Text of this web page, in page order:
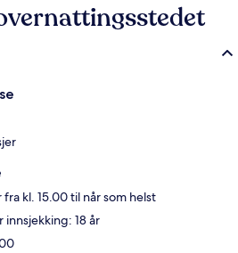
kl. 15.00 til når som helst
18 år